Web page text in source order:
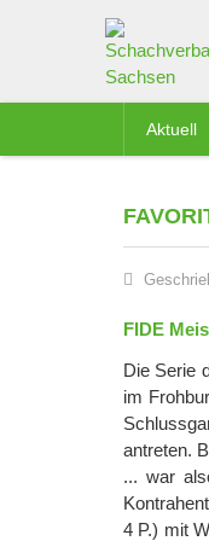
Aktuell
FIDE
Die Serie
im
antreten.
... war
4 P.) mit